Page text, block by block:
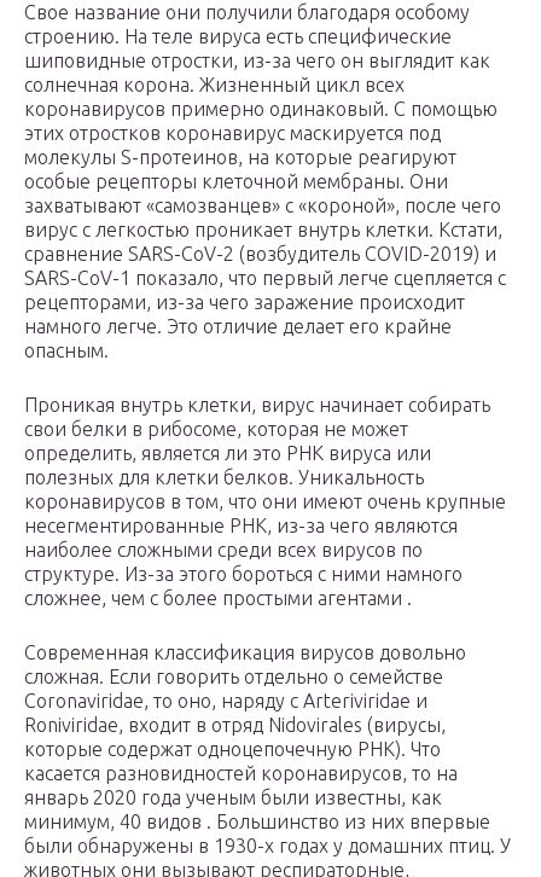
Свое название они получили благодаря особому
строению. На теле вируса есть специфические
шиповидные отростки, из-за чего он выглядит как
солнечная корона. Жизненный цикл всех
коронавирусов примерно одинаковый. С помощью
этих отростков коронавирус маскируется под
молекулы S-протеинов, на которые реагируют
особые рецепторы клеточной мембраны. Они
захватывают «самозванцев» с «короной», после чего
вирус с легкостью проникает внутрь клетки. Кстати,
сравнение SARS-CoV-2 (возбудитель COVID-2019) и
SARS-CoV-1 показало, что первый легче сцепляется с
рецепторами, из-за чего заражение происходит
намного легче. Это отличие делает его крайне
опасным.
Проникая внутрь клетки, вирус начинает собирать
свои белки в рибосоме, которая не может
определить, является ли это РНК вируса или
полезных для клетки белков. Уникальность
коронавирусов в том, что они имеют очень крупные
несегментированные РНК, из-за чего являются
наиболее сложными среди всех вирусов по
структуре. Из-за этого бороться с ними намного
сложнее, чем с более простыми агентами .
Современная классификация вирусов довольно
сложная. Если говорить отдельно о семействе
Coronaviridae, то оно, наряду с Arteriviridae и
Roniviridae, входит в отряд Nidovirales (вирусы,
которые содержат одноцепочечную РНК). Что
касается разновидностей коронавирусов, то на
январь 2020 года ученым были известны, как
минимум, 40 видов . Большинство из них впервые
были обнаружены в 1930-х годах у домашних птиц. У
животных они вызывают респираторные,